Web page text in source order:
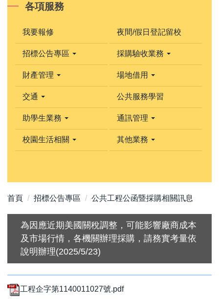
各項服務
我要報修 夜間/假日登記留校
招標公告專區 採購驗收業務
財產管理 場地借用
交通 公共服務學習
助學生業務 通訊管理
校園生活相關 其他業務
首頁 招標公告專區 公共工程公函暨採購相關訊息
為因應近期美國關稅調整，可能影響廠商成本
及市場行情，各機關辦理採購，請務實考量依
說明辦理(2025/5/23)
工程企字第1140011027號.pdf